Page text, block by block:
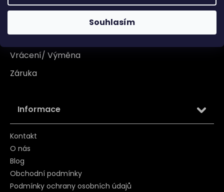
Souhlasím
Tabulka velikosti
Vrácení/ Výměna
Záruka
Informace
Kontakt
O nás
Blog
Obchodní podmínky
Podmínky ochrany osobních údajů